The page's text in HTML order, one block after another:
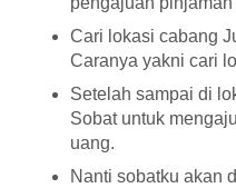
Cari lokasi cabang
Caranya yakni cari
Setelah sampai di
Sobat untuk
uang.
Nanti sobatku akan